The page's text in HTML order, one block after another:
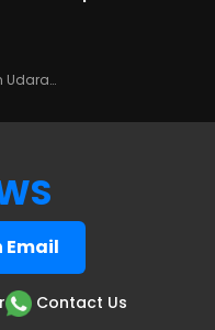
Udara…
Contact Us